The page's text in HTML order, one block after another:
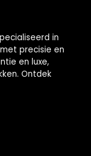
in
precisie en
en luxe,
Ontdek